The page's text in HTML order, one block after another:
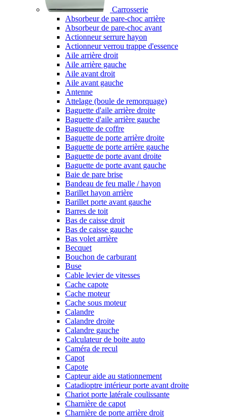
Carrosserie
Absorbeur de pare-choc arrière
Absorbeur de pare-choc avant
Actionneur serrure hayon
Actionneur verrou trappe d'essence
Aile arrière droit
Aile arrière gauche
Aile avant droit
Aile avant gauche
Antenne
Attelage (boule de remorquage)
Baguette d'aile arrière droite
Baguette d'aile arrière gauche
Baguette de coffre
Baguette de porte arrière droite
Baguette de porte arrière gauche
Baguette de porte avant droite
Baguette de porte avant gauche
Baie de pare brise
Bandeau de feu malle / hayon
Barillet hayon arrière
Barillet porte avant gauche
Barres de toit
Bas de caisse droit
Bas de caisse gauche
Bas volet arrière
Becquet
Bouchon de carburant
Buse
Cable levier de vitesses
Cache capote
Cache moteur
Cache sous moteur
Calandre
Calandre droite
Calandre gauche
Calculateur de boite auto
Caméra de recul
Capot
Capote
Capteur aide au stationnement
Catadioptre intérieur porte avant droite
Chariot porte latérale coulissante
Charnière de capot
Charnière de porte arrière droit